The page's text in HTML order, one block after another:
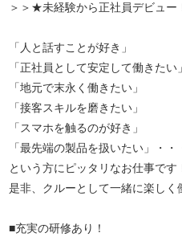
＞＞★未経験から正社員デビュ
「人と話すことが好き」
「正社員として安定して働きたい」
「地元で末永く働きたい」
「接客スキルを磨きたい」
「スマホを触るのが好き」
「最先端の製品を扱いたい」・・
という方にピッタリなお仕事です
是非、クルーとして一緒に楽し
■充実の研修あり！